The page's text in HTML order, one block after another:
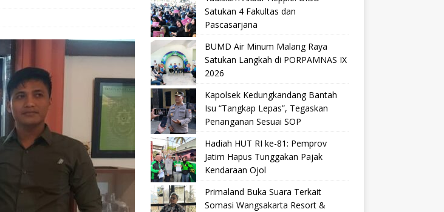
Satukan 4 Fakultas dan
Pascasarjana
BUMD Air Minum Malang Raya
Satukan Langkah di PORPAMNAS IX
2026
Kapolsek Kedungkandang Bantah
Isu “Tangkap Lepas”, Tegaskan
Penanganan Sesuai SOP
Hadiah HUT RI ke-81: Pemprov
Jatim Hapus Tunggakan Pajak
Kendaraan Ojol
Primaland Buka Suara Terkait
Somasi Wangsakarta Resort &